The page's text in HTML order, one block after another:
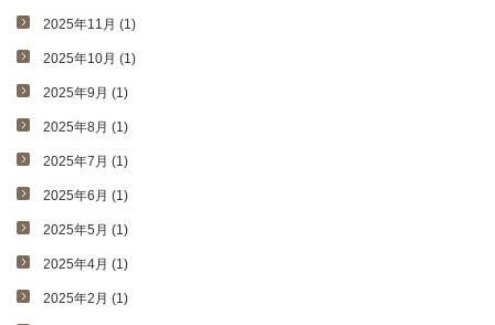
2025年11月 (1)
2025年10月 (1)
2025年9月 (1)
2025年8月 (1)
2025年7月 (1)
2025年6月 (1)
2025年5月 (1)
2025年4月 (1)
2025年2月 (1)